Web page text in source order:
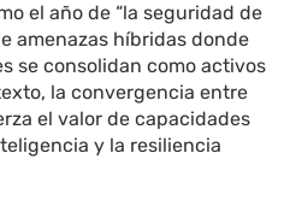
el año de “la seguridad de
amenazas híbridas donde
se consolidan como activos
la convergencia entre
el valor de capacidades
y la resiliencia